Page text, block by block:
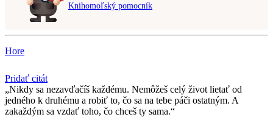
Knihomoľský pomocník
Hore
Pridať citát
Nikdy sa nezavďačíš každému. Nemôžeš celý život lietať od
jedného k druhému a robiť to, čo sa na tebe páči ostatným. A
zakaždým sa vzdať toho, čo chceš ty sama.